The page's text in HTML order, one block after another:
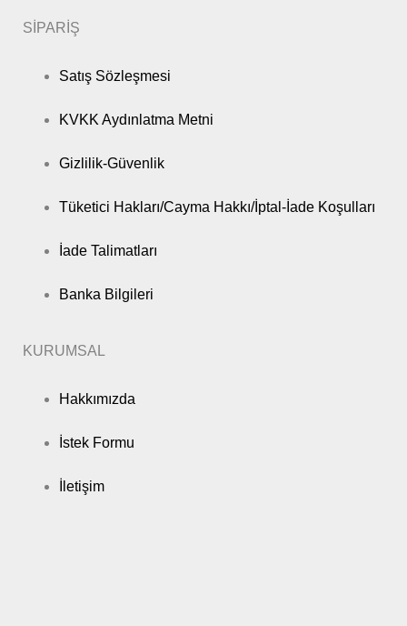
SİPARİŞ
Satış Sözleşmesi
KVKK Aydınlatma Metni
Gizlilik-Güvenlik
Tüketici Hakları/Cayma Hakkı/İptal-İade Koşulları
İade Talimatları
Banka Bilgileri
KURUMSAL
Hakkımızda
İstek Formu
İletişim